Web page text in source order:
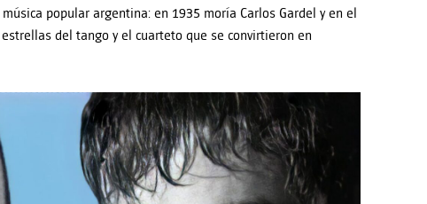
popular argentina: en 1935 moría Carlos Gardel y en el
del tango y el cuarteto que se convirtieron en